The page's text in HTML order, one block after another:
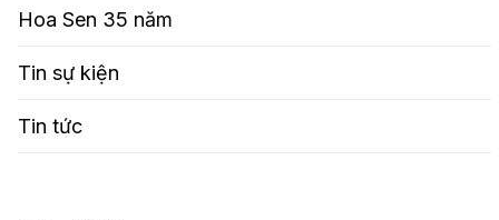
Hoa Sen 35 năm
Tin sự kiện
Tin tức